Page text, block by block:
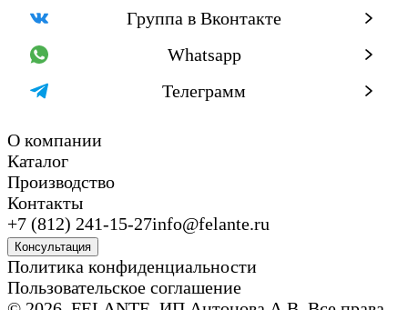
Группа в Вконтакте
Whatsapp
Телеграмм
О компании
Каталог
Производство
Контакты
+7 (812) 241-15-27info@felante.ru
Консультация
Политика конфиденциальности
Пользовательское соглашение